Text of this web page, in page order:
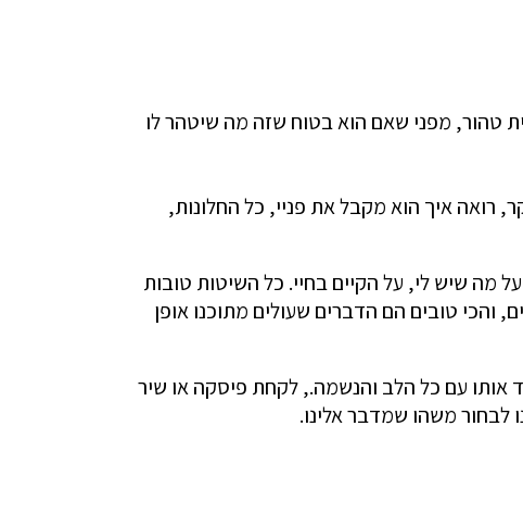
טהור, מפני שאם הוא בטוח שזה מה שיטהר לו
רואה איך הוא מקבל את פניי, כל החלונות,
מה שיש לי, על הקיים בחיי. כל השיטות טובות
והכי טובים הם הדברים שעולים מתוכנו אופן
אותו עם כל הלב והנשמה., לקחת פיסקה או שיר
לבחור משהו שמדבר אלינו.